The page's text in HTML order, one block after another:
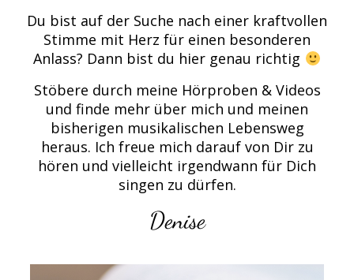
Du bist auf der Suche nach einer kraftvollen
Stimme mit Herz für einen besonderen
Anlass? Dann bist du hier genau richtig
Stöbere durch meine Hörproben & Videos
und finde mehr über mich und meinen
bisherigen musikalischen Lebensweg
heraus. Ich freue mich darauf von Dir zu
hören und vielleicht irgendwann für Dich
singen zu dürfen.
Denise